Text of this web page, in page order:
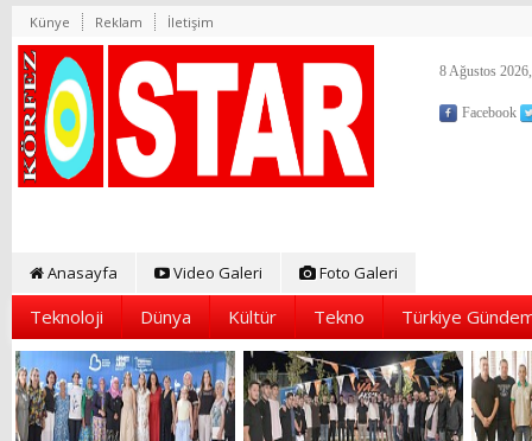
Künye Reklam İletişim
8 Ağustos
Facebook
Anasayfa Video Galeri Foto Galeri
Teknoloji Dünya Kültür Tekno Türkiye